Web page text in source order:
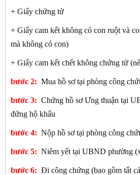
+ Giấy chứng tử
+ Giấy cam kết không có con ruột và
mà không có con)
+ Giấy cam kết chết không chứng tử
bước 2: Mua hồ sơ tại phòng công
bước 3: Chứng hồ sơ Ưng thuận tại
đứng hộ khẩu
bước 4: Nộp hồ sơ tại phòng công
bước 5: Niêm yết tại UBND phường
bước 6: Đi công chứng (bao gồm tất